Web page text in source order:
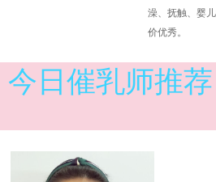
澡、抚触、婴
价优秀。
今日催乳师推荐